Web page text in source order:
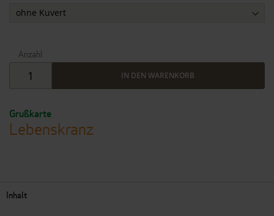
Grußkarte
Lebenskranz
Anzahl
IN DEN WARENKORB
Inhalt